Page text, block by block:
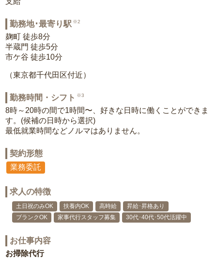
勤務地･最寄り駅 ※2
麹町 徒歩8分
半蔵門 徒歩5分
市ケ谷 徒歩10分
（東京都千代田区付近）
勤務時間・シフト ※3
8時～20時の間で1時間〜、好きな日時に働くことができま
す。(候補の日時から選択)
最低就業時間などノルマはありません。
契約形態
業務委託
求人の特徴
土日祝のみOK 扶養内OK 高時給
昇給･昇格あり
ブランクOK
家事代行スタッフ募集 30代･40代･50代活躍中
お仕事内容
お掃除代行